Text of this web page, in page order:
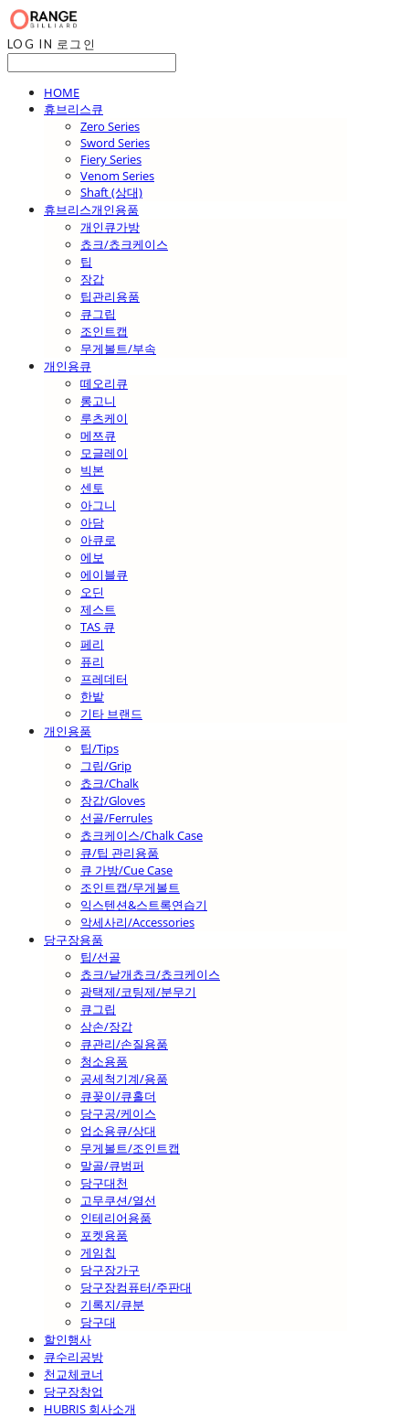
LOG IN 로그인
HOME
휴브리스큐
Zero Series
Sword Series
Fiery Series
Venom Series
Shaft (상대)
휴브리스개인용품
개인큐가방
쵸크/쵸크케이스
팁
장갑
팁관리용품
큐그립
조인트캡
무게볼트/부속
개인용큐
떼오리큐
롱고니
루츠케이
메쯔큐
모글레이
빅본
센토
아그니
아담
아큐로
에보
에이블큐
오딘
제스트
TAS 큐
페리
퓨리
프레데터
한밭
기타 브랜드
개인용품
팁/Tips
그립/Grip
쵸크/Chalk
장갑/Gloves
선골/Ferrules
쵸크케이스/Chalk Case
큐/팁 관리용품
큐 가방/Cue Case
조인트캡/무게볼트
익스텐션&스트록연습기
악세사리/Accessories
당구장용품
팁/선골
쵸크/낱개쵸크/쵸크케이스
광택제/코팅제/분무기
큐그립
삼손/장갑
큐관리/손질용품
청소용품
공세척기계/용품
큐꽂이/큐홀더
당구공/케이스
업소용큐/상대
무게볼트/조인트캡
말골/큐범퍼
당구대천
고무쿠션/열선
인테리어용품
포켓용품
게임칩
당구장가구
당구장컴퓨터/주판대
기록지/큐분
당구대
할인행사
큐수리공방
천교체코너
당구장창업
HUBRIS 회사소개